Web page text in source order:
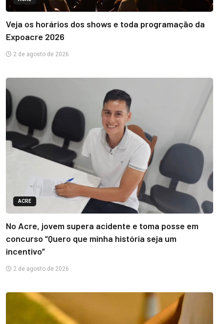
Veja os horários dos shows e toda programação da
Expoacre 2026
2 de agosto de 2026
ACRE
No Acre, jovem supera acidente e toma posse em
concurso “Quero que minha história seja um
incentivo”
2 de agosto de 2026